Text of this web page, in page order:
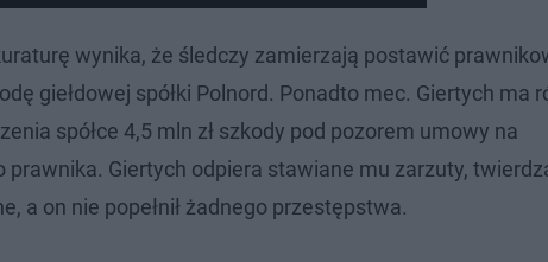
wynika, że śledczy zamierzają postawić
giełdowej spółki Polnord. Ponadto mec. Giertych ma
spółce 4,5 mln zł szkody pod pozorem umowy na
Giertych odpiera stawiane mu zarzuty,
a on nie popełnił żadnego przestępstwa.